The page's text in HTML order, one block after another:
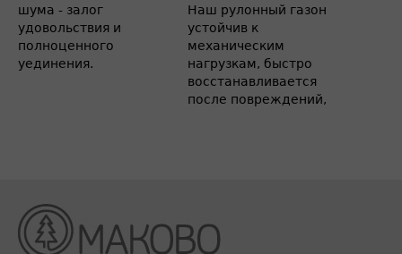
шума - залог
удовольствия и
полноценного
уединения.
Наш рулонный газон
устойчив к
механическим
нагрузкам, быстро
восстанавливается
после повреждений,